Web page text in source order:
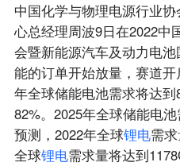
中国化学与物理电源行业
心总经理周波9日在2022中
会暨新能源汽车及动力电
能的订单开始放量，赛道
年全球储能电池需求将达
82%。2025年全球储能电
预测，2022年全球锂电需
全球锂电需求量将达到